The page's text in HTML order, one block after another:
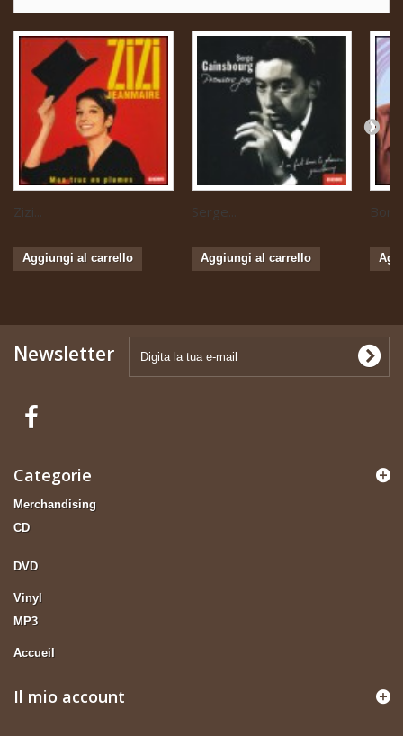
Zizi...
Aggiungi al carrello
Serge...
Aggiungi al carrello
Newsletter
Categorie
Merchandising
CD
DVD
Vinyl
MP3
Accueil
Il mio account